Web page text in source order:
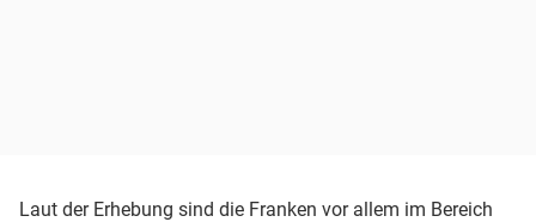
Laut der Erhebung sind die Franken vor allem im Bereich